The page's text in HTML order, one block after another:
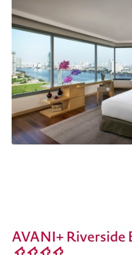
AVANI+ Riverside